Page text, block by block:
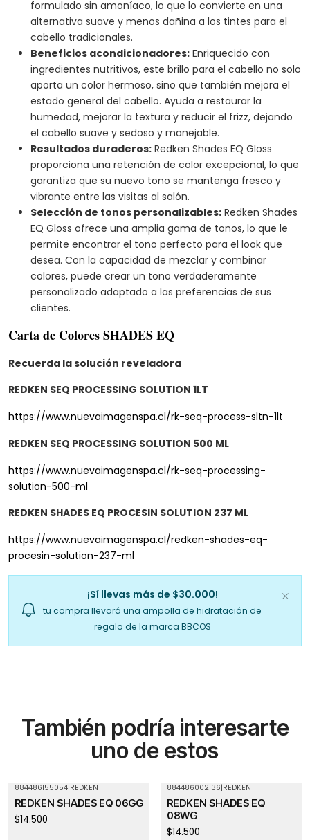
formulado sin amoníaco, lo que lo convierte en una
alternativa suave y menos dañina a los tintes para el
cabello tradicionales.
Beneficios acondicionadores:Enriquecido con
ingredientes nutritivos, este brillo para el cabello no solo
aporta un color hermoso, sino que también mejora el
estado general del cabello. Ayuda a restaurar la
humedad, mejorar la textura y reducir el frizz, dejando
el cabello suave y sedoso y manejable.
Resultados duraderos:Redken Shades EQ Gloss
proporciona una retención de color excepcional, lo que
garantiza que su nuevo tono se mantenga fresco y
vibrante entre las visitas al salón.
Selección de tonos personalizables:Redken Shades
EQ Gloss ofrece una amplia gama de tonos, lo que le
permite encontrar el tono perfecto para el look que
desea. Con la capacidad de mezclar y combinar
colores, puede crear un tono verdaderamente
personalizado adaptado a las preferencias de sus
clientes.
Carta de Colores SHADES EQ
Recuerda la solución reveladora
REDKEN SEQ PROCESSING SOLUTION 1LT
https://www.nuevaimagenspa.cl/rk-seq-process-sltn-1lt
REDKEN SEQ PROCESSING SOLUTION 500 ML
https://www.nuevaimagenspa.cl/rk-seq-processing-
solution-500-ml
REDKEN SHADES EQ PROCESIN SOLUTION 237 ML
https://www.nuevaimagenspa.cl/redken-shades-eq-
procesin-solution-237-ml
¡Sí llevas más de $30.000!
tu compra llevará una ampolla de hidratación de
regalo de la marca BBCOS
También podría interesarte
uno de estos
884486155054|REDKEN
REDKEN SHADES EQ 06GG
$14.500
884486002136|REDKEN
REDKEN SHADES EQ
08WG
$14.500